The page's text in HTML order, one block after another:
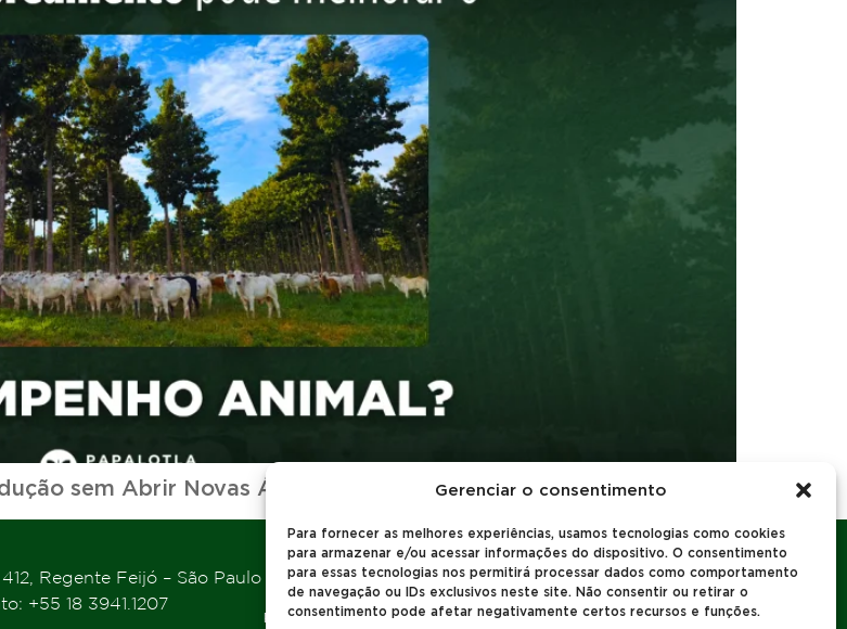
Gerenciar o consentimento
Para fornecer as melhores experiências, usamos tecnologias como cookies
para armazenar e/ou acessar informações do dispositivo. O consentimento
para essas tecnologias nos permitirá processar dados como comportamento
de navegação ou IDs exclusivos neste site. Não consentir ou retirar o
consentimento pode afetar negativamente certos recursos e funções.
sem Abrir Novas Áreas
Regente Feijó – São Paulo
+55 18 3941.1207
Política de Privacidade Política de CookiesTermos de UsoAcademia Papalotla